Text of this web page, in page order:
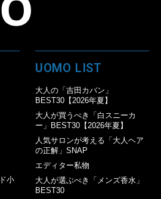
小
UOMO LIST
大人の「吉田カバン」
BEST30【2026年夏】
大人が買うべき「白スニーカ
ー」BEST30【2026年夏】
人気サロンが考える「大人ヘア
の正解」SNAP
エディター私物
大人が選ぶべき「メンズ香水」
BEST30